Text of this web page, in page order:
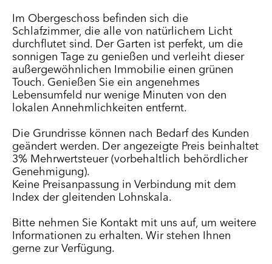
Im Obergeschoss befinden sich die
Schlafzimmer, die alle von natürlichem Licht
durchflutet sind. Der Garten ist perfekt, um die
sonnigen Tage zu genießen und verleiht dieser
außergewöhnlichen Immobilie einen grünen
Touch. Genießen Sie ein angenehmes
Lebensumfeld nur wenige Minuten von den
lokalen Annehmlichkeiten entfernt.
Die Grundrisse können nach Bedarf des Kunden
geändert werden. Der angezeigte Preis beinhaltet
3% Mehrwertsteuer (vorbehaltlich behördlicher
Genehmigung).
Keine Preisanpassung in Verbindung mit dem
Index der gleitenden Lohnskala.
Bitte nehmen Sie Kontakt mit uns auf, um weitere
Informationen zu erhalten. Wir stehen Ihnen
gerne zur Verfügung.